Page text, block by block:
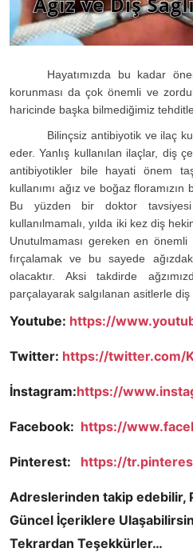
Hayatımızda bu kadar
korunması da çok önemli ve
haricinde başka bilmediğimiz
Bilinçsiz antibiyotik ve ilaç
eder. Yanlış kullanılan ilaçlar, diş
antibiyotikler bile hayati önem
kullanımı ağız ve boğaz
Bu yüzden bir doktor
kullanılmamalı, yılda iki kez diş
Unutulmaması gereken en
fırçalamak ve bu sayede
olacaktır. Aksi takdirde
parçalayarak salgılanan asitlerle
Youtube: https://
Twitter: https://twitter.com/
İnstagram:https://
Facebook: https://
Pinterest: https://
Adreslerinden takip edebilir,
Güncel İçeriklere
Tekrardan Teşekkürler…